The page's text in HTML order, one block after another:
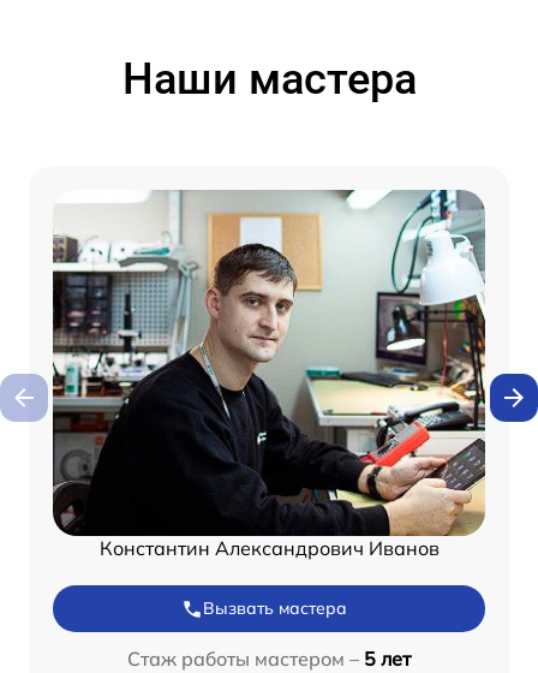
Наши мастера
Константин Александрович Иванов
Вызвать мастера
Стаж работы мастером – 5 лет